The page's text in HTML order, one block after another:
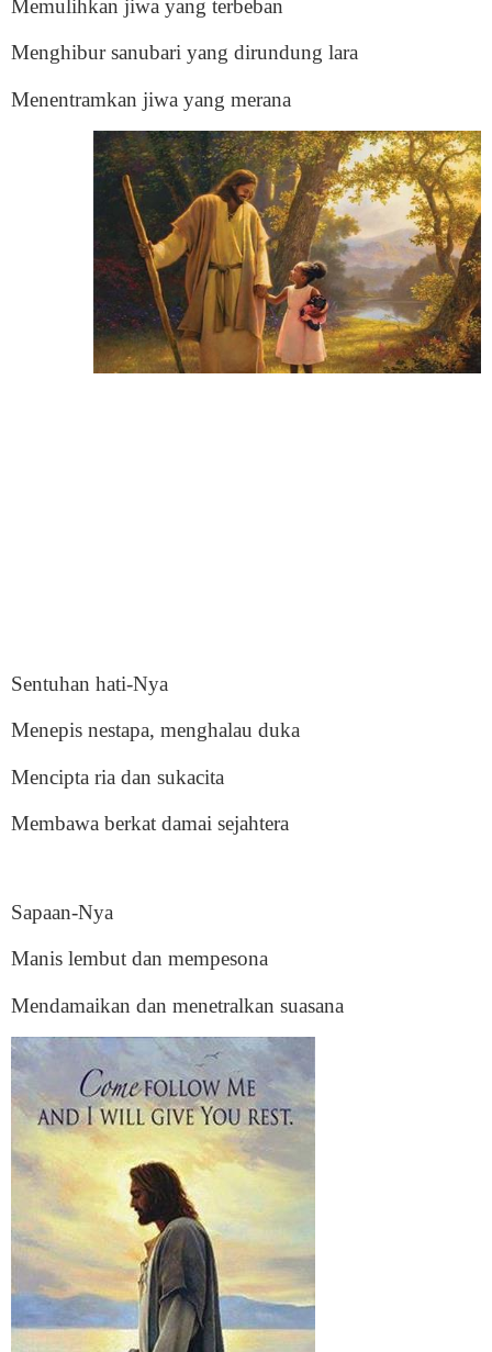
Memulihkan jiwa yang terbeban
Menghibur sanubari yang dirundung lara
Menentramkan jiwa yang merana
Sentuhan hati-Nya
Menepis nestapa, menghalau duka
Mencipta ria dan sukacita
Membawa berkat damai sejahtera
Sapaan-Nya
Manis lembut dan mempesona
Mendamaikan dan menetralkan suasana